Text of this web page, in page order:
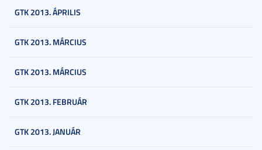
GTK 2013. ÁPRILIS
GTK 2013. MÁRCIUS
GTK 2013. MÁRCIUS
GTK 2013. FEBRUÁR
GTK 2013. JANUÁR